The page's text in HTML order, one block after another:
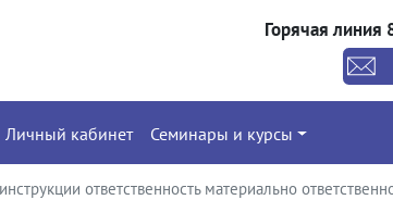
Горячая
Личный кабинет Семинары и курсы
ответственность материально